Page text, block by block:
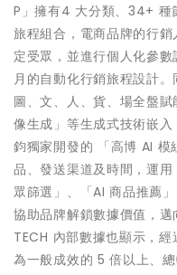
P」擁有4 大分類、34+ 種
旅程組合，電商品牌的行
定受眾，並進行個人化參
月的自動化行銷旅程設計
圖、文、人、貨、場全盤
像生成」等生成式技術嵌
鈞獨家開發的 「高博 AI 模
品、發送渠道及時間，運
眾篩選」、「AI 商品推薦
協助品牌解鎖數據價值，
TECH 內部數據也顯示，
為一般成效的 5 倍以上、